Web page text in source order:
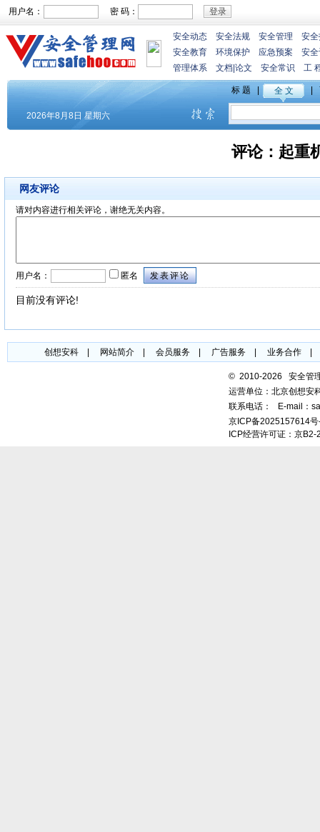
用户名： 密 码：
安全动态 安全法规 安全管理
安
安全教育
环境保护 应急预案
安
管理体系
文档 论文 安全常识 工
评论： 起重
网友评论
请对内容进行相关评论，谢绝无关内容。
用户名： 匿名
目前没有评论!
创想安科| 网站简介| 会员服务| 广告服务| 业务合作|
© 2010-2026 安全
运营单位：北京创想安
联系电话：
E-mail：
京ICP备2025157614
ICP经营许可证：京